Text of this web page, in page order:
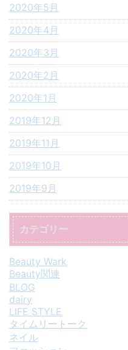
2020年5月
2020年4月
2020年3月
2020年2月
2020年1月
2019年12月
2019年11月
2019年10月
2019年9月
カテゴリー
Beauty Wark
Beauty関連
BLOG
dairy
LIFE STYLE
タイムリートーク
ネイル